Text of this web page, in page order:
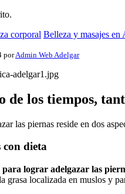
corporal Belleza y masajes en
porAdmin Web Adelgar
de los tiempos,
las piernas reside en dos
con dieta
lograr adelgazar las
grasa localizada en muslos y